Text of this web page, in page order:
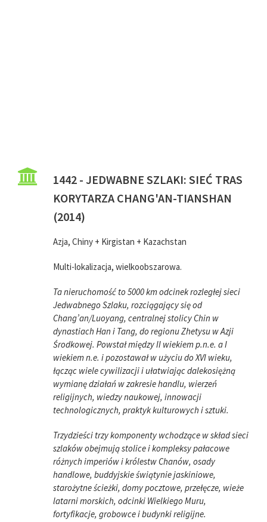
1442 - JEDWABNE SZLAKI: SIEĆ TRAS
KORYTARZA CHANG'AN-TIANSHAN
(2014)
Azja, Chiny + Kirgistan + Kazachstan
Multi-lokalizacja, wielkoobszarowa.
Ta nieruchomość to 5000 km odcinek rozległej sieci
Jedwabnego Szlaku, rozciągający się od
Chang’an/Luoyang, centralnej stolicy Chin w
dynastiach Han i Tang, do regionu Zhetysu w Azji
Środkowej. Powstał między II wiekiem p.n.e. a I
wiekiem n.e. i pozostawał w użyciu do XVI wieku,
łącząc wiele cywilizacji i ułatwiając dalekosiężną
wymianę działań w zakresie handlu, wierzeń
religijnych, wiedzy naukowej, innowacji
technologicznych, praktyk kulturowych i sztuki.
Trzydzieści trzy komponenty wchodzące w skład sieci
szlaków obejmują stolice i kompleksy pałacowe
różnych imperiów i królestw Chanów, osady
handlowe, buddyjskie świątynie jaskiniowe,
starożytne ścieżki, domy pocztowe, przełęcze, wieże
latarni morskich, odcinki Wielkiego Muru,
fortyfikacje, grobowce i budynki religijne.